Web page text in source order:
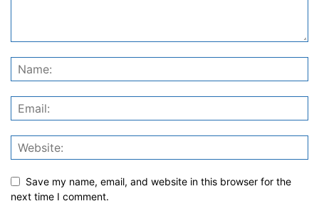
Save my name, email, and website in this browser for the
next time I comment.